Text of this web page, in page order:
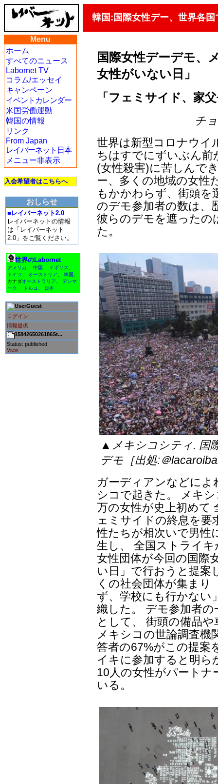
韓国:国際女性デー、世界各国
Menu
ホーム
すべてのニュース
Labornet TV
コラム/エッセイ
キャンペーン
イベントカレンダー
米国労働運動
韓国の情報
リンク
From Japan
レイバーネット日本
メニュー非表示
入会希望者はこちらへ
おしらせ
■レイバーネット2.0
レイバーネットの情報
は「レイバーネット
2.0」をご覧ください。
世界のLabornet
アメリカ 中国 イギリス
ドイツ
オーストリア 韓国
カナダオーストラリア
デンマ
ーク
トルコ 日本
Guest
ログイン
情報提供
1584265026186St...
Status: published
View
国際女性デーデモ、
女性がいない日」
「フェミサイド、家
チ
世界は新型コロナウイ
ちはすでにずいぶん前
(女性殺害)に苦しんで
ー、多くの地域の女性
もかかわらず、街頭
のデモ参加者の数は、
彼らのデモを遮ったの
た。
▲メキシコシティ. 国
デモ［出処:＠
ガーディアンなどによ
シコで起きた。 メキ
万の女性が史上初めて
ェミサイドの終息を要
性たちが相次いで男性
生し、 全国ストライ
女性団体が今回の国際
い日」で行おうと提案
くの社会団体が集まり
ず、学校にも行かない
織した。 デモ参加者
として、 街頭の備品
メキシコの世論調査
答者の67%がこの提案
イキに参加すると明ら
10人の女性がパート
いる。